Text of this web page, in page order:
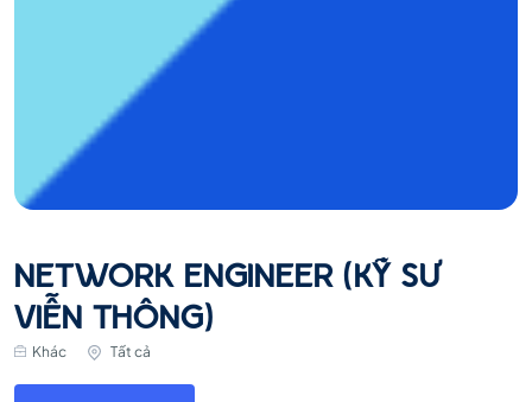
NETWORK ENGINEER (KỸ SƯ
VIỄN THÔNG)
Khác Tất cả